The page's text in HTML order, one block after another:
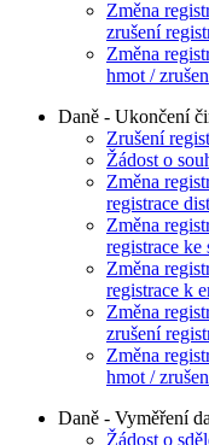
Změna
zrušení
Změna
hmot /
Daně - Ukončení
Zrušení
Žádost o
Změna
registrace
Změna
registrace ke
Změna
registrace k
Změna
zrušení
Změna
hmot /
Daně - Vyměření
Žádost o